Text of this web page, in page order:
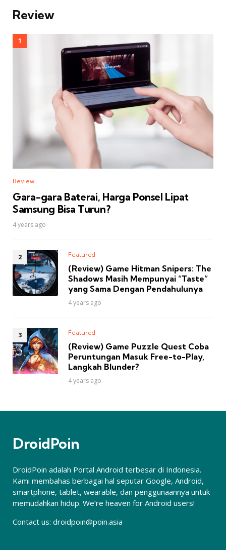
Review
Review
Gara-gara Baterai, Harga Ponsel Lipat
Samsung Bisa Turun?
4 years ago
Featured
(Review) Game Hitman Snipers: The
Shadows Masih Mempunyai “Taste”
yang Sama Dengan Pendahulunya
4 years ago
Featured
(Review) Game Puzzle Quest Coba
Peruntungan Masuk Free-to-Play,
Langkah Blunder?
4 years ago
DroidPoin
DroidPoin adalah Portal Android terbesar di Indonesia.
Kami membahas berbagai hal seputar Google, Android,
smartphone, tablet, wearable, dan penggunaannya untuk
memudahkan hidup. We’re heaven for Android users!
Contact us: droidpoin@poin.asia